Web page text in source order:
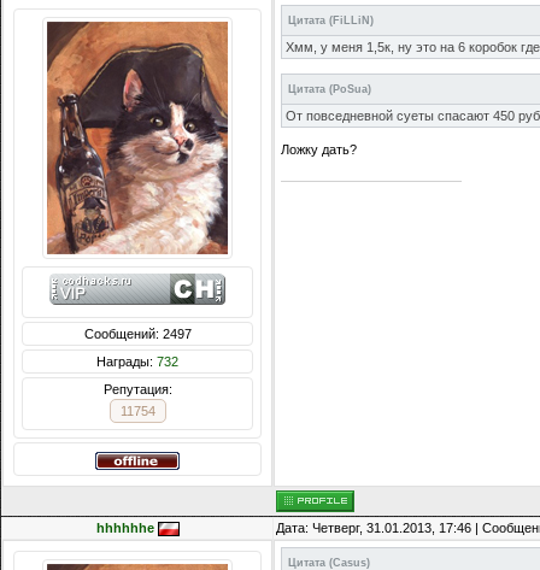
Сообщений: 2497
Награды: 732
Репутация:
11754
Цитата ( FiLLiN )
Хмм, у меня 1,5к, ну это на 6 коробок
Цитата ( PoSua)
От повседневной суеты спасают 450
Ложку дать?
hhhhhhe Дата: Четверг, 31.01.2013, 17:46 |
Цитата (Casus)